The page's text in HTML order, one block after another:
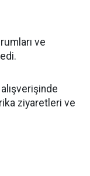
ve
ziyaretleri ve